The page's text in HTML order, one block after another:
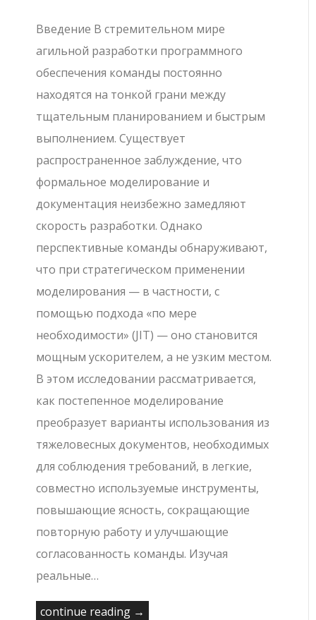
Введение В стремительном мире
агильной разработки программного
обеспечения команды постоянно
находятся на тонкой грани между
тщательным планированием и быстрым
выполнением. Существует
распространенное заблуждение, что
формальное моделирование и
документация неизбежно замедляют
скорость разработки. Однако
перспективные команды обнаруживают,
что при стратегическом применении
моделирования — в частности, с
помощью подхода «по мере
необходимости» (JIT) — оно становится
мощным ускорителем, а не узким местом.
В этом исследовании рассматривается,
как постепенное моделирование
преобразует варианты использования из
тяжеловесных документов, необходимых
для соблюдения требований, в легкие,
совместно используемые инструменты,
повышающие ясность, сокращающие
повторную работу и улучшающие
согласованность команды. Изучая
реальные…
continue reading →